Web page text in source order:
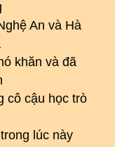
An và Hà
khăn và đã
cô cậu học trò
lúc này